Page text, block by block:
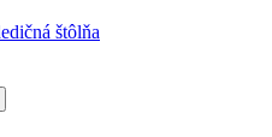
štôlňa